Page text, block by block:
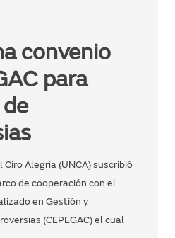
convenio
para
Ciro Alegría (UNCA) suscribió
de cooperación con el
en Gestión y
(CEPEGAC) el cual